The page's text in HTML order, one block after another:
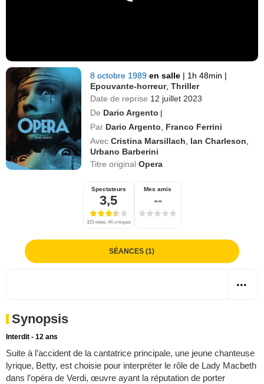
8 octobre 1989en salle | 1h 48min |
Epouvante-horreur,Thriller
Date de reprise 12 juillet 2023
De Dario Argento |
Par Dario Argento
Franco Ferrini
Avec Cristina Marsillach Ian Charleson
Urbano Barberini
Titre originalOpera
Spectateurs
3,5
323 notes, 44 critiques
Mes amis
--
SÉANCES (1)
Synopsis
Interdit - 12 ans
Suite à l’accident de la cantatrice principale, une jeune chanteuse
lyrique, Betty, est choisie pour interpréter le rôle de Lady Macbeth
dans l’opéra de Verdi, œuvre ayant la réputation de porter